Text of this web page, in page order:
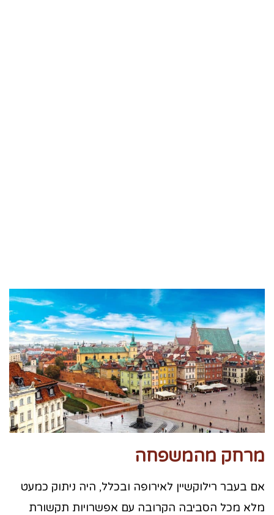
מרחק מהמשפחה
אם בעבר רילוקשיין לאירופה ובכלל, היה ניתוק כמעט
מלא מכל הסביבה הקרובה עם אפשרויות תקשורת